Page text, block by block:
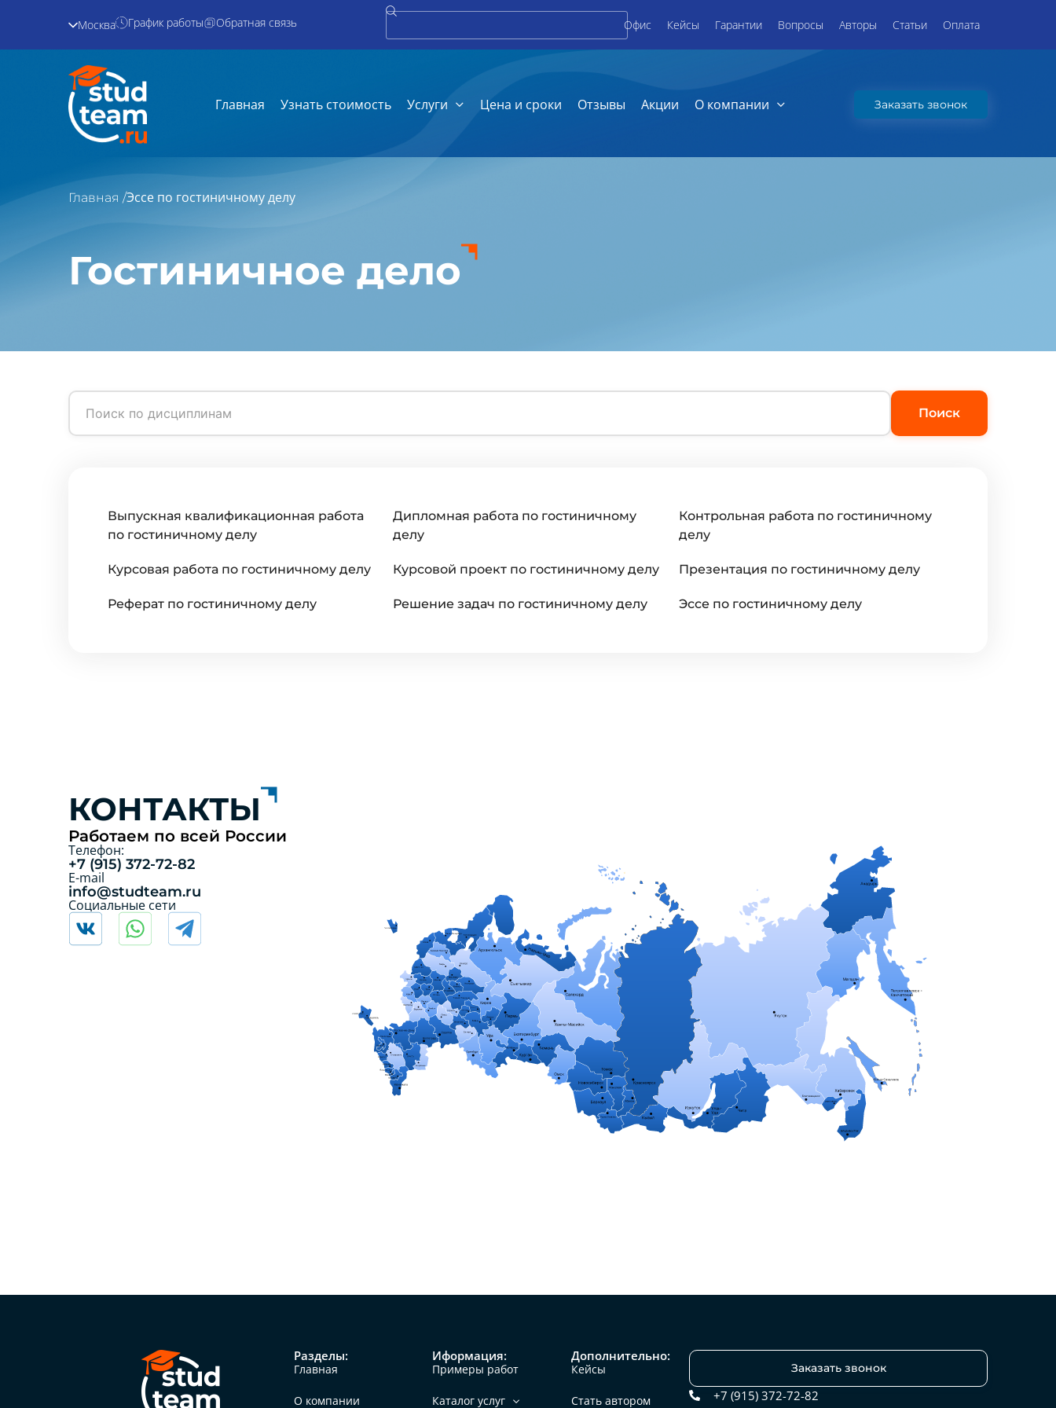
Москва График работы Обратная связь Офис Кейсы Гарантии Вопросы Авторы Статьи Оплата
Главная Узнать стоимость Услуги Цена и сроки Отзывы Акции О компании Заказать звонок
Главная /Эссе по гостиничному делу
Гостиничное дело
Поиск
Выпускная квалификационная работа
по гостиничному делу
Дипломная работа по гостиничному
делу
Контрольная работа по гостиничному
делу
Курсовая работа по гостиничному делу Курсовой проект по гостиничному делу Презентация по гостиничному делу
Реферат по гостиничному делу Решение задач по гостиничному делу Эссе по гостиничному делу
КОНТАКТЫ
Работаем по всей России
Телефон:
+7 (915) 372-72-82
E-mail
info@studteam.ru
Социальные сети
Разделы:
Главная
О компании
Иформация:
Примеры работ
Каталог услуг
Дополнительно:
Кейсы
Стать автором
Заказать звонок
+7 (915) 372-72-82